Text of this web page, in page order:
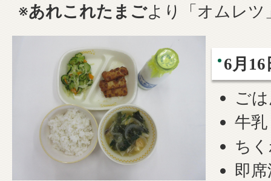
※あれこれたまごより「オムレツ
6月
ご
牛乳
ち
即